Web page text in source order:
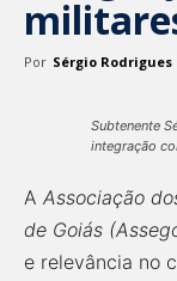
Por Sérgio Rodrigues
Subtenente
integração
A Associação
de Goiás
e relevância no